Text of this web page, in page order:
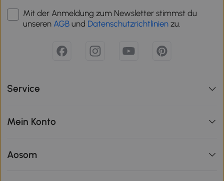
Mit der Anmeldung zum Newsletter stimmst du
unseren AGB und Datenschutzrichtlinien zu.
Service
Mein Konto
Aosom